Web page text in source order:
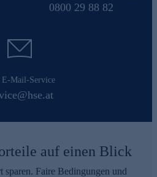
0800 29 88 82
E-Mail-Service
auf einen Blick
sparen. Faire Bedingungen und